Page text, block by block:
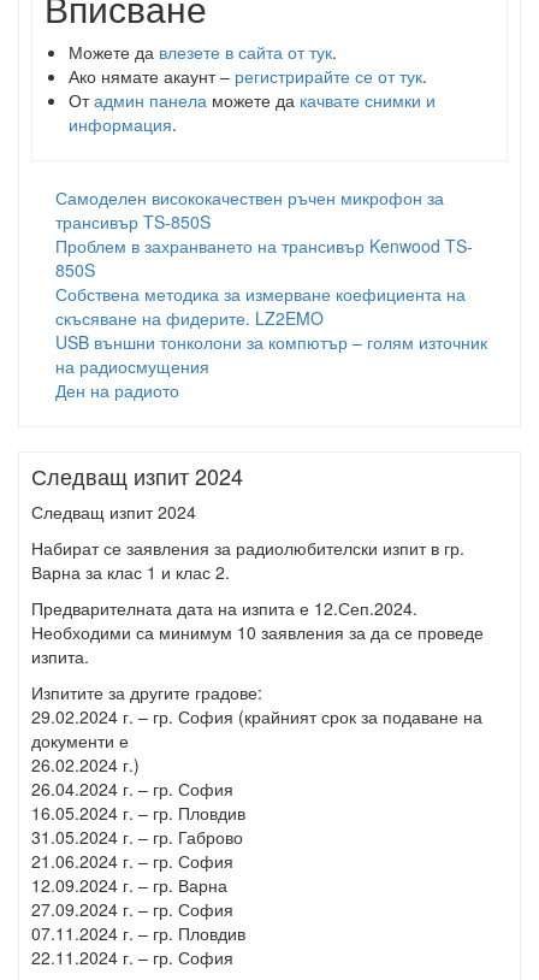
Можете да влезете в сайта от тук.
Ако нямате акаунт – регистрирайте се от тук.
Отадмин панела можете да качвате снимки и
информация.
Самоделен висококачествен ръчен микрофон за
трансивър TS-850S
Проблем в захранването на трансивър Kenwood TS-
850S
Собствена методика за измерване коефициента на
скъсяване на фидерите. LZ2EMO
USB външни тонколони за компютър – голям източник
на радиосмущения
Ден на радиото
Следващ изпит 2024
Следващ изпит 2024
Набират се заявления за радиолюбителски изпит в гр.
Варна за клас 1 и клас 2.
Предварителната дата на изпита е 12.Сеп.2024.
Необходими са минимум 10 заявления за да се проведе
изпита.
Изпитите за другите градове:
29.02.2024 г. – гр. София (крайният срок за подаване на
документи е
26.02.2024 г.)
26.04.2024 г. – гр. София
16.05.2024 г. – гр. Пловдив
31.05.2024 г. – гр. Габрово
21.06.2024 г. – гр. София
12.09.2024 г. – гр. Варна
27.09.2024 г. – гр. София
07.11.2024 г. – гр. Пловдив
22.11.2024 г. – гр. София